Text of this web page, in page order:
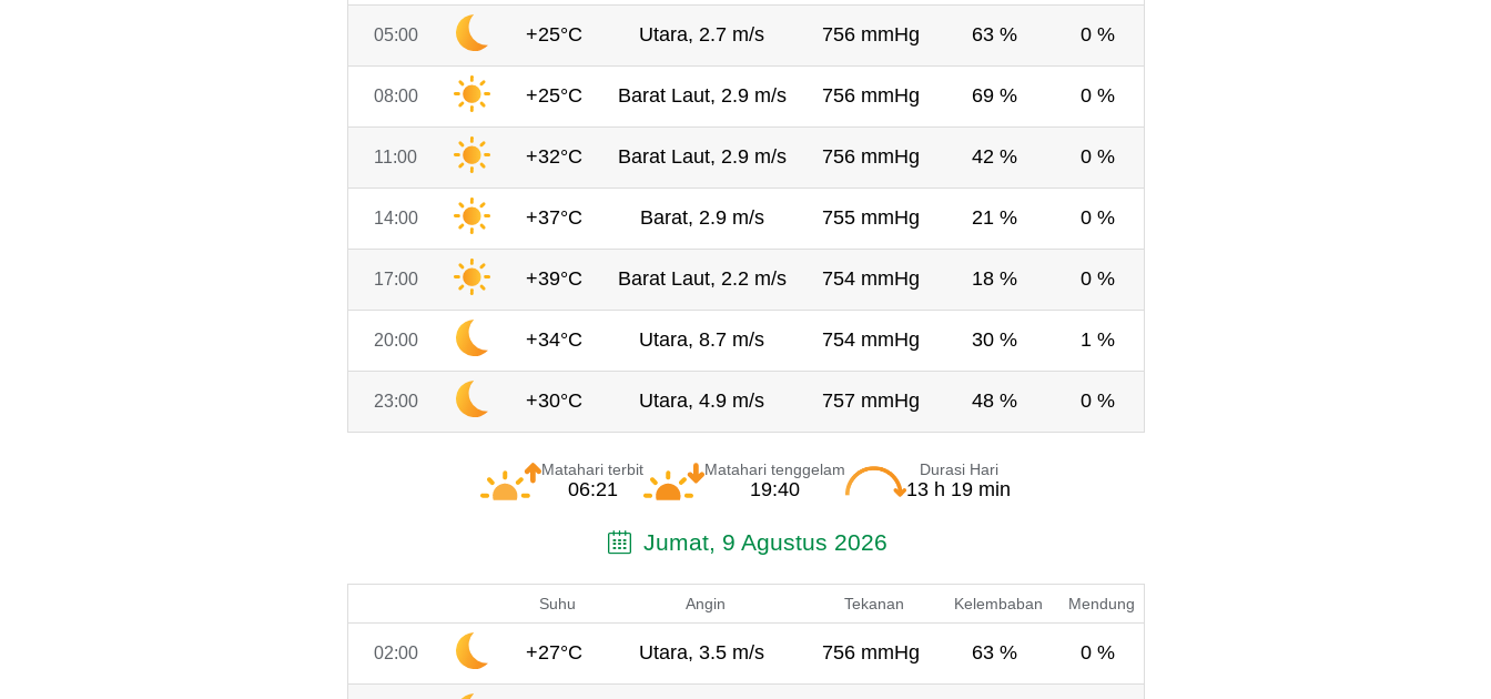
05:00 +25°C Utara, 2.7 m/s 756 mmHg 63 % 0 %
08:00 +25°C Barat Laut, 2.9 m/s 756 mmHg 69 % 0 %
11:00 +32°C Barat Laut, 2.9 m/s 756 mmHg 42 % 0 %
14:00 +37°C Barat, 2.9 m/s 755 mmHg 21 % 0 %
17:00 +39°C Barat Laut, 2.2 m/s 754 mmHg 18 % 0 %
20:00 +34°C Utara, 8.7 m/s 754 mmHg 30 % 1 %
23:00 +30°C Utara, 4.9 m/s 757 mmHg 48 % 0 %
Matahari terbit
06:21
Matahari tenggelam
19:40
Durasi Hari
13 h 19 min
Jumat, 9 Agustus 2026
Suhu Angin Tekanan Kelembaban Mendung
02:00 +27°C Utara, 3.5 m/s 756 mmHg 63 % 0 %